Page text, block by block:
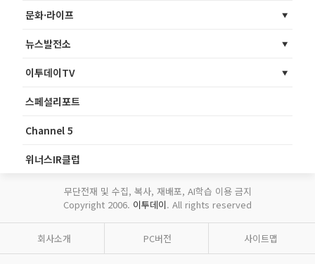
문화·라이프
뉴스발전소
이투데이TV
스페셜리포트
Channel 5
위너스IR클럽
무단전재 및 수집, 복사, 재배포, AI학습 이용 금지
Copyright 2006. 이투데이. All rights reserved
회사소개 PC버전 사이트맵